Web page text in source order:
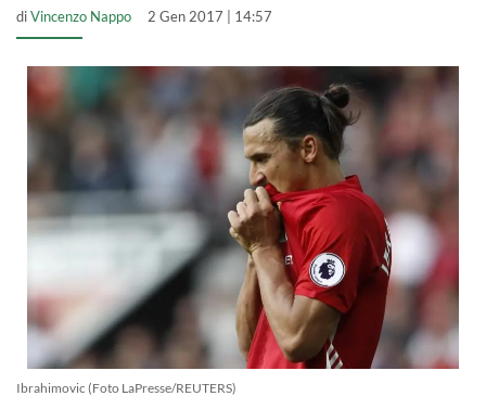
diVincenzo Nappo 2 Gen 2017 | 14:57
Ibrahimovic (Foto LaPresse/REUTERS)